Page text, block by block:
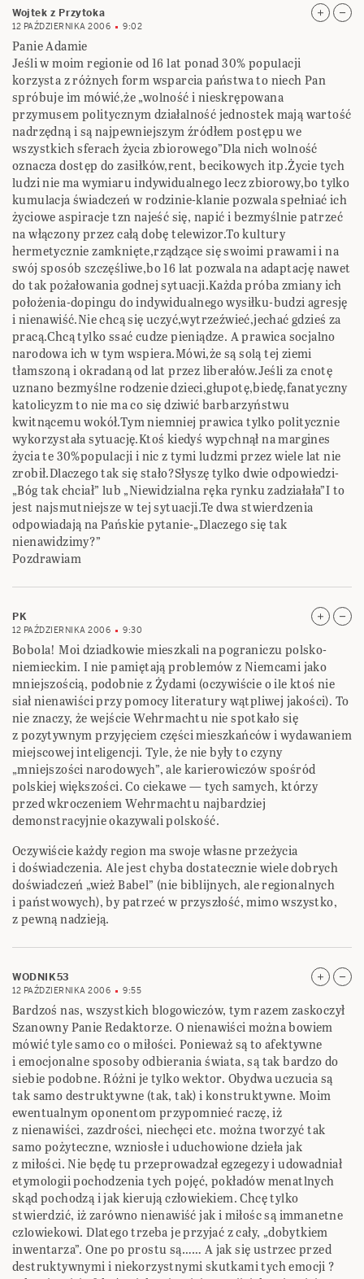
Wojtek z Przytoka
12 PAŹDZIERNIKA 2006 9:02
Panie Adamie
Jeśli w moim regionie od 16 lat ponad 30% populacji
korzysta z różnych form wsparcia państwa to niech Pan
spróbuje im mówić,że „wolność i nieskrępowana
przymusem politycznym działalność jednostek mają wartość
nadrzędną i są najpewniejszym źródłem postępu we
wszystkich sferach życia zbiorowego”Dla nich wolność
oznacza dostęp do zasiłków,rent, becikowych itp.Życie tych
ludzi nie ma wymiaru indywidualnego lecz zbiorowy,bo tylko
kumulacja świadczeń w rodzinie-klanie pozwala spełniać ich
życiowe aspiracje tzn najeść się, napić i bezmyślnie patrzeć
na włączony przez całą dobę telewizor.To kultury
hermetycznie zamknięte,rządzące się swoimi prawami i na
swój sposób szczęśliwe,bo 16 lat pozwala na adaptację nawet
do tak pożałowania godnej sytuacji.Każda próba zmiany ich
położenia-dopingu do indywidualnego wysiłku-budzi agresję
i nienawiść.Nie chcą się uczyć,wytrzeźwieć,jechać gdzieś za
pracą.Chcą tylko ssać cudze pieniądze. A prawica socjalno
narodowa ich w tym wspiera.Mówi,że są solą tej ziemi
tłamszoną i okradaną od lat przez liberałów.Jeśli za cnotę
uznano bezmyślne rodzenie dzieci,głupotę,biedę,fanatyczny
katolicyzm to nie ma co się dziwić barbarzyństwu
kwitnącemu wokół.Tym niemniej prawica tylko politycznie
wykorzystała sytuację.Ktoś kiedyś wypchnął na margines
życia te 30%populacji i nic z tymi ludzmi przez wiele lat nie
zrobił.Dlaczego tak się stało?Słyszę tylko dwie odpowiedzi-
„Bóg tak chciał” lub „Niewidzialna ręka rynku zadziałała”I to
jest najsmutniejsze w tej sytuacji.Te dwa stwierdzenia
odpowiadają na Pańskie pytanie-„Dlaczego się tak
nienawidzimy?”
Pozdrawiam
PK
12 PAŹDZIERNIKA 2006 9:30
Bobola! Moi dziadkowie mieszkali na pograniczu polsko-
niemieckim. I nie pamiętają problemów z Niemcami jako
mniejszością, podobnie z Żydami (oczywiście o ile ktoś nie
siał nienawiści przy pomocy literatury wątpliwej jakości). To
nie znaczy, że wejście Wehrmachtu nie spotkało się
z pozytywnym przyjęciem części mieszkańców i wydawaniem
miejscowej inteligencji. Tyle, że nie były to czyny
„mniejszości narodowych”, ale karierowiczów spośród
polskiej większości. Co ciekawe — tych samych, którzy
przed wkroczeniem Wehrmachtu najbardziej
demonstracyjnie okazywali polskość.
Oczywiście każdy region ma swoje własne przeżycia
i doświadczenia. Ale jest chyba dostatecznie wiele dobrych
doświadczeń „wież Babel” (nie biblijnych, ale regionalnych
i państwowych), by patrzeć w przyszłość, mimo wszystko,
z pewną nadzieją.
WODNIK53
12 PAŹDZIERNIKA 2006 9:55
Bardzoś nas, wszystkich blogowiczów, tym razem zaskoczył
Szanowny Panie Redaktorze. O nienawiści można bowiem
mówić tyle samo co o miłości. Ponieważ są to afektywne
i emocjonalne sposoby odbierania świata, są tak bardzo do
siebie podobne. Różni je tylko wektor. Obydwa uczucia są
tak samo destruktywne (tak, tak) i konstruktywne. Moim
ewentualnym oponentom przypomnieć raczę, iż
z nienawiści, zazdrości, niechęci etc. można tworzyć tak
samo pożyteczne, wzniosłe i uduchowione dzieła jak
z miłości. Nie będę tu przeprowadzał egzegezy i udowadniał
etymologii pochodzenia tych pojęć, pokładów menatlnych
skąd pochodzą i jak kierują człowiekiem. Chcę tylko
stwierdzić, iż zarówno nienawiść jak i miłośc są immanetne
czlowiekowi. Dlatego trzeba je przyjać z cały, „dobytkiem
inwentarza”. One po prostu są…… A jak się ustrzec przed
destruktywnymi i niekorzystnymi skutkami tych emocji ?